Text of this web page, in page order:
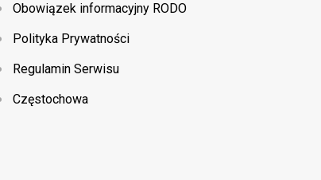
Obowiązek informacyjny RODO
Polityka Prywatności
Regulamin Serwisu
Częstochowa